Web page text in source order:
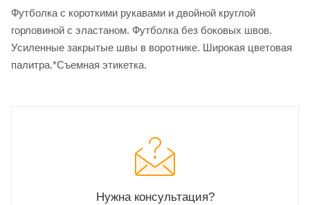
Футболка с короткими рукавами и двойной круглой
горловиной с эластаном. Футболка без боковых швов.
Усиленные закрытые швы в воротнике. Широкая цветовая
палитра.*Съемная этикетка.
Нужна консультация?